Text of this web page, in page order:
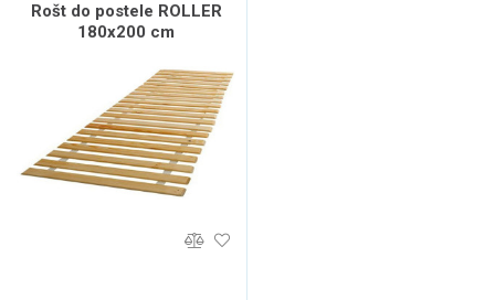
Rošt do postele ROLLER
180x200 cm